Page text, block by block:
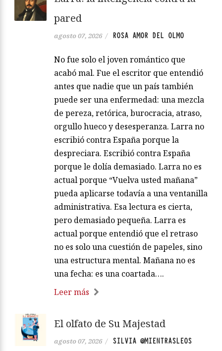
pared
agosto 07, 2026 / ROSA AMOR DEL OLMO
No fue solo el joven romántico que
acabó mal. Fue el escritor que entendió
antes que nadie que un país también
puede ser una enfermedad: una mezcla
de pereza, retórica, burocracia, atraso,
orgullo hueco y desesperanza. Larra no
escribió contra España porque la
despreciara. Escribió contra España
porque le dolía demasiado. Larra no es
actual porque “Vuelva usted mañana”
pueda aplicarse todavía a una ventanilla
administrativa. Esa lectura es cierta,
pero demasiado pequeña. Larra es
actual porque entendió que el retraso
no es solo una cuestión de papeles, sino
una estructura mental. Mañana no es
una fecha: es una coartada….
Leer más
El olfato de Su Majestad
agosto 07, 2026 / SILVIA @MIENTRASLEOS